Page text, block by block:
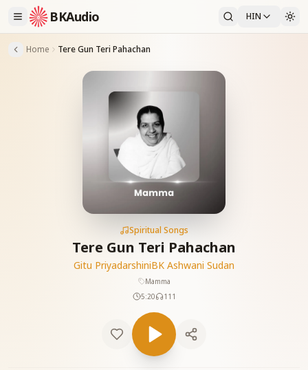
BKAudio HIN
Home Tere Gun Teri Pahachan
Spiritual Songs
Tere Gun Teri Pahachan
Gitu PriyadarshiniBK Ashwani Sudan
Mamma
5:20
111